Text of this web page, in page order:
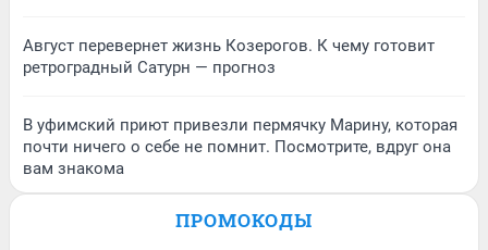
Август перевернет жизнь Козерогов. К чему готовит
ретроградный Сатурн — прогноз
В уфимский приют привезли пермячку Марину, которая
почти ничего о себе не помнит. Посмотрите, вдруг она
вам знакома
ПРОМОКОДЫ